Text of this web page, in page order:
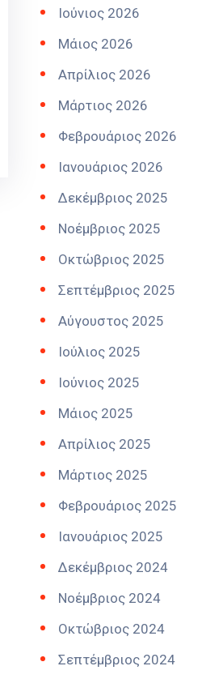
Ιούνιος 2026
Μάιος 2026
Απρίλιος 2026
Μάρτιος 2026
Φεβρουάριος 2026
Ιανουάριος 2026
Δεκέμβριος 2025
Νοέμβριος 2025
Οκτώβριος 2025
Σεπτέμβριος 2025
Αύγουστος 2025
Ιούλιος 2025
Ιούνιος 2025
Μάιος 2025
Απρίλιος 2025
Μάρτιος 2025
Φεβρουάριος 2025
Ιανουάριος 2025
Δεκέμβριος 2024
Νοέμβριος 2024
Οκτώβριος 2024
Σεπτέμβριος 2024